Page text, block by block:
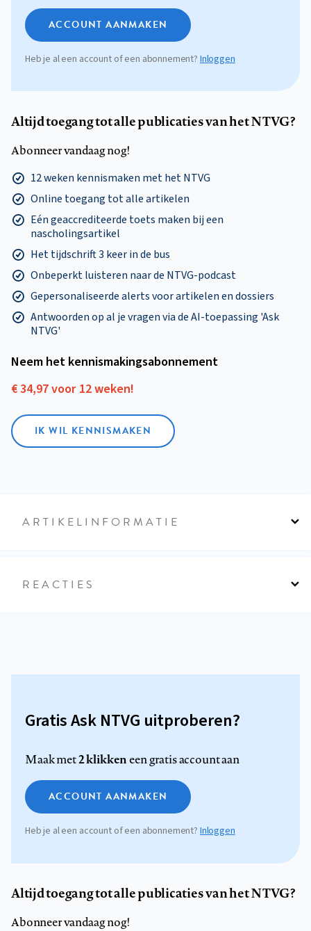
ACCOUNT AANMAKEN
Heb je al een account of een abonnement? Inloggen
Altijd toegang tot alle publicaties van het NTVG?
Abonneer vandaag nog!
12 weken kennismaken met het NTVG
Online toegang tot alle artikelen
Eén geaccrediteerde toets maken bij een
nascholingsartikel
Het tijdschrift 3 keer in de bus
Onbeperkt luisteren naar de NTVG-podcast
Gepersonaliseerde alerts voor artikelen en dossiers
Antwoorden op al je vragen via de AI-toepassing 'Ask
NTVG'
Neem het kennismakings­abonnement
€ 34,97 voor 12 weken!
IK WIL KENNISMAKEN
ARTIKELINFORMATIE
REACTIES
Gratis Ask NTVG uitproberen?
Maak met2 klikkeneen gratis account aan
ACCOUNT AANMAKEN
Heb je al een account of een abonnement?Inloggen
Altijd toegang tot alle publicaties van het NTVG?
Abonneer vandaag nog!